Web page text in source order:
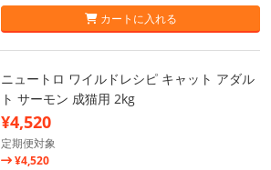
カートに入れる
ニュートロ ワイルドレシピ キャット アダル
ト サーモン 成猫用 2kg
¥4,520
定期便対象
¥4,520